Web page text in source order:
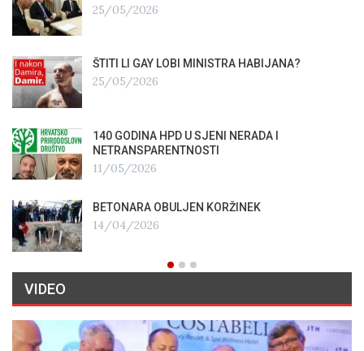
25/05/2026
ŠTITI LI GAY LOBI MINISTRA HABIJANA?
25/05/2026
140 GODINA HPD U SJENI NERADA I
NETRANSPARENTNOSTI
11/05/2026
BETONARA OBULJEN KORŽINEK
14/04/2026
VIDEO